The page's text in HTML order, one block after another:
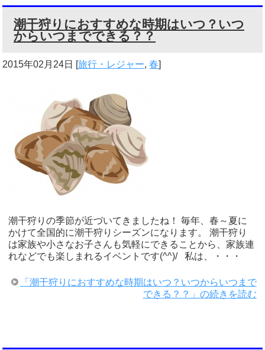
潮干狩りにおすすめな時期はいつ？いつ
からいつまでできる？？
2015年02月24日 [旅行・レジャー,春
潮干狩りの季節が近づいてきましたね！ 毎年、春～夏に
かけて全国的に潮干狩りシーズンになります。 潮干狩り
は家族や小さなお子さんも気軽にできることから、家族連
れなどでも楽しまれるイベントです(^^)/ 私は、・・・
「潮干狩りにおすすめな時期はいつ？いつからいつまで
できる？？」の続きを読む